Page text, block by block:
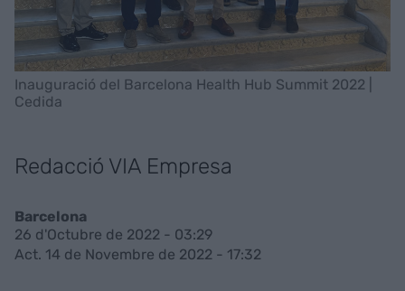
Inauguració del Barcelona Health Hub Summit 2022 |
Cedida
Redacció VIA Empresa
Barcelona
26 d'Octubre de 2022 - 03:29
Act. 14 de Novembre de 2022 - 17:32